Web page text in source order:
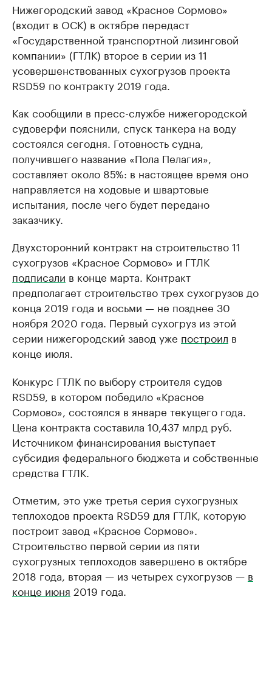
Нижегородский завод «Красное Сормово»
(входит в ОСК) в октябре передаст
«Государственной транспортной лизинговой
компании» (ГТЛК) второе в серии из 11
усовершенствованных сухогрузов проекта
RSD59 по контракту 2019 года.
Как сообщили в пресс-службе нижегородской
судоверфи пояснили, спуск танкера на воду
состоялся сегодня. Готовность судна,
получившего название «Пола Пелагия»,
составляет около 85%: в настоящее время оно
направляется на ходовые и швартовые
испытания, после чего будет передано
заказчику.
Двухсторонний контракт на строительство 11
сухогрузов «Красное Сормово» и ГТЛК
подписали в конце марта. Контракт
предполагает строительство трех сухогрузов до
конца 2019 года и восьми — не позднее 30
ноября 2020 года. Первый сухогруз из этой
серии нижегородский завод уже построил в
конце июля.
Конкурс ГТЛК по выбору строителя судов
RSD59, в котором победило «Красное
Сормово», состоялся в январе текущего года.
Цена контракта составила 10,437 млрд руб.
Источником финансирования выступает
субсидия федерального бюджета и собственные
средства ГТЛК.
Отметим, это уже третья серия сухогрузных
теплоходов проекта RSD59 для ГТЛК, которую
построит завод «Красное Сормово».
Строительство первой серии из пяти
сухогрузных теплоходов завершено в октябре
2018 года, вторая — из четырех сухогрузов — в
конце июня 2019 года.